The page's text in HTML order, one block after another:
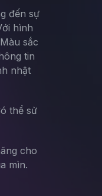
đến sự
hình
sắc
tin
nhật
thể sử
cho
mìn.